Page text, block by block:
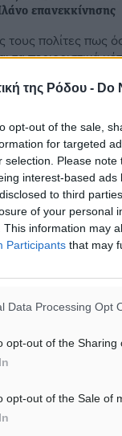
της Ρόδου - Do
opt-out of the sale,
for targeted
selection. Please
interest-based
to third
of your personal
This information may
Participants that may
Data Processing Opt
opt-out of the Sharing
opt-out of the Sale of
επανεκκίνησης
τους πολίτες πως
τα περιοριστικά
ημέρας, έστειλε ο
τις πανελλήνιες –
λήξει τώρα η χρονιά